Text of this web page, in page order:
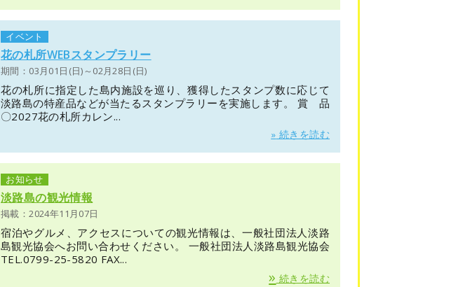
イベント
花の札所WEBスタンプラリー
期間：03月01日(日)～02月28日(日)
花の札所に指定した島内施設を巡り、獲得したスタンプ数に応じて
淡路島の特産品などが当たるスタンプラリーを実施します。 賞 品
〇2027花の札所カレン...
» 続きを読む
お知らせ
淡路島の観光情報
掲載：2024年11月07日
宿泊やグルメ、アクセスについての観光情報は、一般社団法人淡路
島観光協会へお問い合わせください。 一般社団法人淡路島観光協会
TEL.0799-25-5820 FAX...
» 続きを読む